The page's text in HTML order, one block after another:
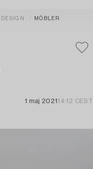
DESIGN MÖBLER
1 maj 2021 14:12 CEST